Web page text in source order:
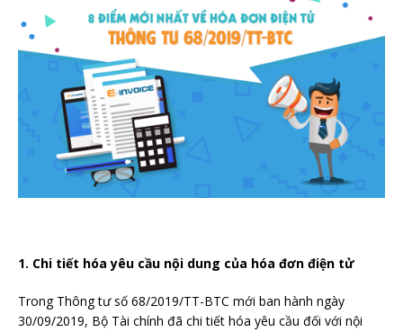
1. Chi tiết hóa yêu cầu nội dung của hóa đơn điện tử
Trong Thông tư số 68/2019/TT-BTC mới ban hành ngày
30/09/2019, Bộ Tài chính đã chi tiết hóa yêu cầu đối với nội